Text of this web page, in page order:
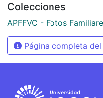
Colecciones
APFFVC - Fotos
Página completa